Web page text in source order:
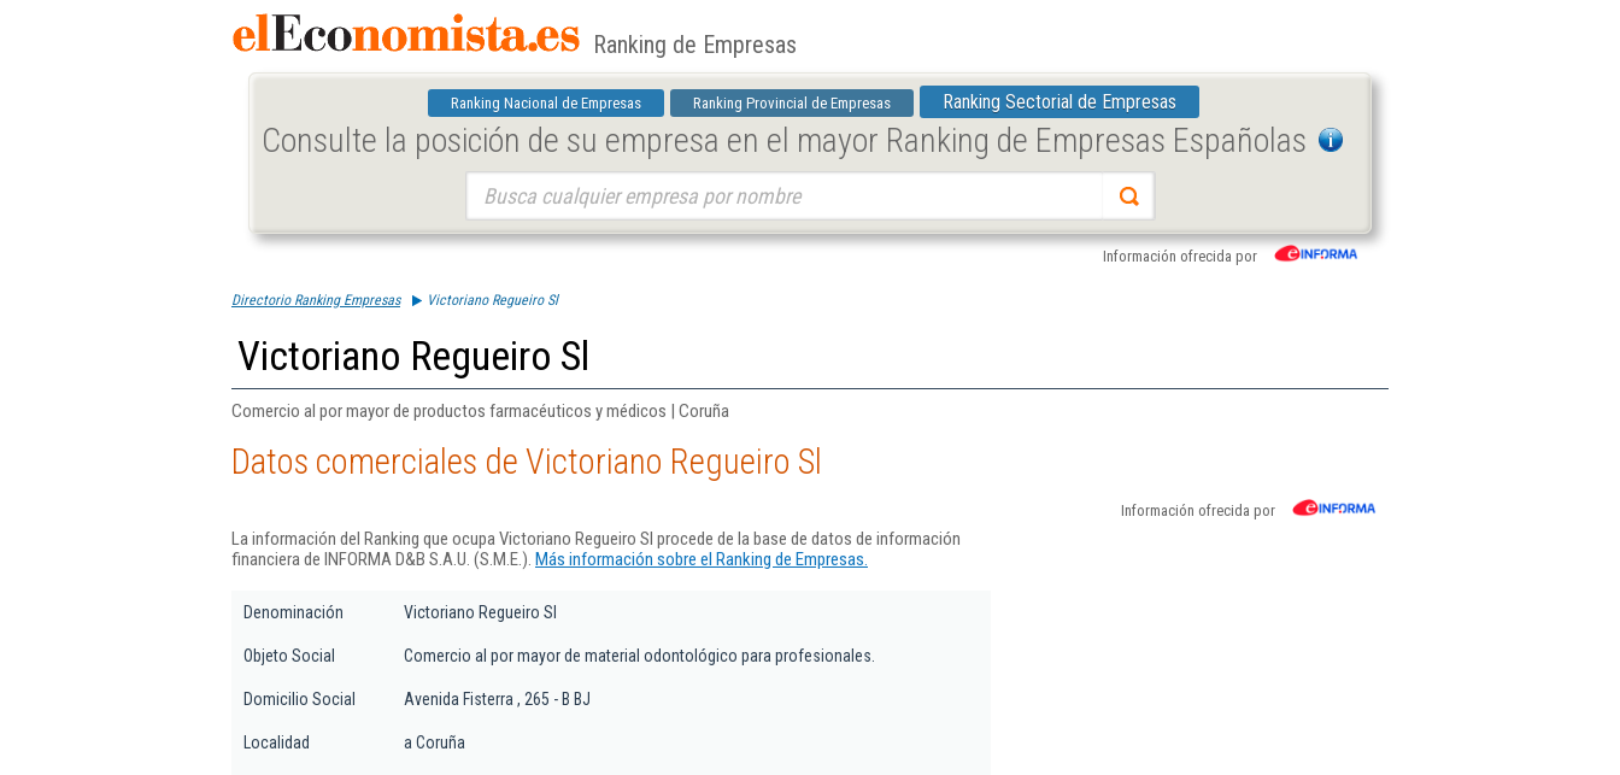
Ranking de Empresas
Ranking Nacional de Empresas Ranking Provincial de Empresas Ranking Sectorial de Empresas
Consulte la posición de su empresa en el mayor Ranking de Empresas Españolas
Información ofrecida por
Directorio Ranking Empresas Victoriano Regueiro Sl
Victoriano Regueiro Sl
Comercio al por mayor de productos farmacéuticos y médicos | Coruña
Datos comerciales de Victoriano Regueiro Sl
Información ofrecida por
La información del Ranking que ocupa Victoriano Regueiro Sl procede de la base de datos de información
financiera de INFORMA D&B S.A.U. (S.M.E.). Más información sobre el Ranking de Empresas.
Denominación Victoriano Regueiro Sl
Objeto Social Comercio al por mayor de material odontológico para profesionales.
Domicilio Social Avenida Fisterra , 265 - B BJ
Localidad a Coruña